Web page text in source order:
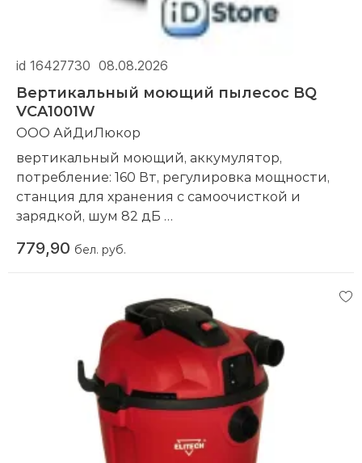
id 16427730 08.08.2026
Вертикальный моющий пылесос BQ
VCA1001W
ООО АйДиЛюкор
вертикальный моющий, аккумулятор,
потребление: 160 Вт, регулировка мощности,
станция для хранения с самоочисткой и
зарядкой, шум 82 дБ
779,90 бел. руб.